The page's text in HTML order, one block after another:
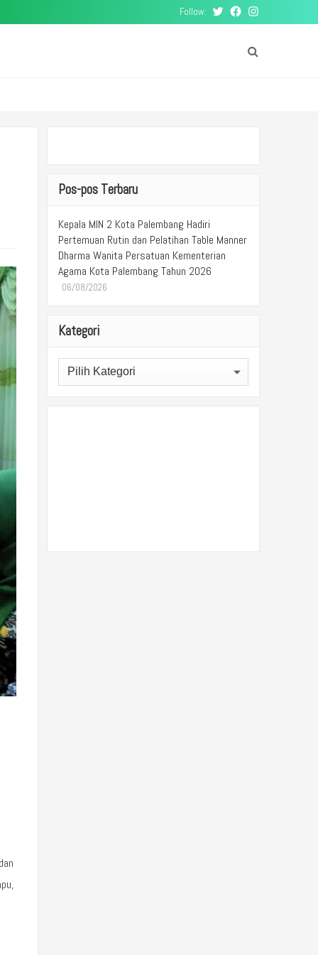
Follow: TwitterFacebookInstagram
Pos-pos Terbaru
Kepala MIN 2 Kota Palembang Hadiri
Pertemuan Rutin dan Pelatihan Table Manner
Dharma Wanita Persatuan Kementerian
Agama Kota Palembang Tahun 2026
06/08/2026
Kategori
Kategori